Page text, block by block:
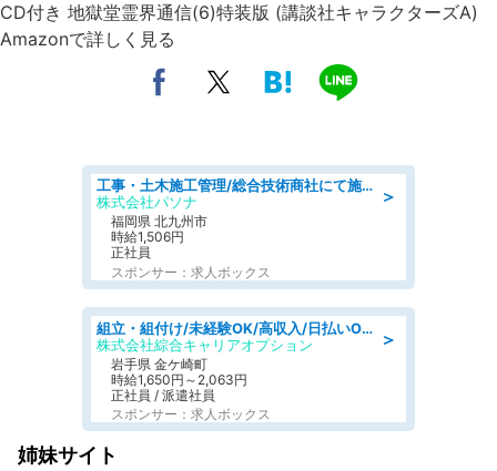
CD付き 地獄堂霊界通信(6)特装版 (講談社キャラクターズA)
Amazonで詳しく見る
＞
工事・土木施工管理/総合技術商社にて施工管理のお仕事/即日勤務可/車通勤可/工事・土木施工管理/生産・品質管理
株式会社パソナ
福岡県 北九州市
時給1,506円
正社員
スポンサー：求人ボックス
＞
組立・組付け/未経験OK/高収入/日払いOK/交替制/20・30・40代活躍中
株式会社綜合キャリアオプション
岩手県 金ケ崎町
時給1,650円～2,063円
正社員 / 派遣社員
スポンサー：求人ボックス
姉妹サイト